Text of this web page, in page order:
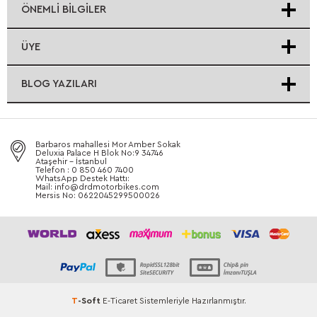
ÖNEMLI BILGILER
ÜYE
BLOG YAZILARI
Barbaros mahallesi Mor Amber Sokak
Deluxia Palace H Blok No:9 34746
Ataşehir - İstanbul
Telefon : 0 850 460 7400
WhatsApp Destek Hattı:
Mail: info@drdmotorbikes.com
Mersis No: 0622045299500026
T-Soft E-TicaretSistemleriyle Hazırlanmıştır.